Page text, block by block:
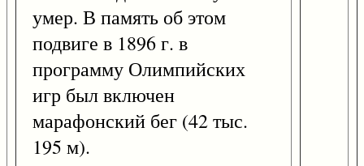
умер. В память об этом
подвиге в 1896 г. в
программу Олимпийских
игр был включен
марафонский бег (42 тыс.
195 м).